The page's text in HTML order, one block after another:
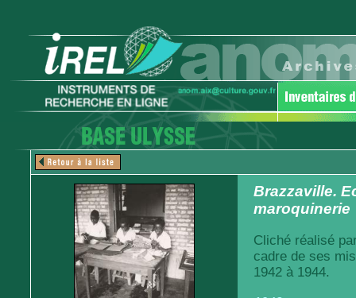
Brazzaville.
maroquinerie
Cliché réalisé
cadre de ses
1942 à 1944.